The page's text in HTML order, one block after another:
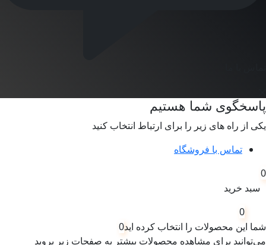
پاسخگوی شما هستیم
یکی از راه های زیر را برای ارتباط انتخاب کنید
تماس با فروشگاه
0
سبد خرید
0
شما این محصولات را انتخاب کرده اید0
می‌توانید برای مشاهده محصولات بیشتر به صفحات زیر بروید